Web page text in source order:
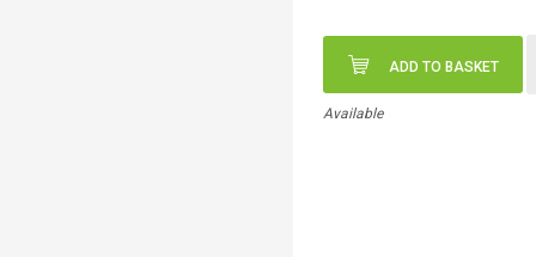
ADD TO BASKET
Available